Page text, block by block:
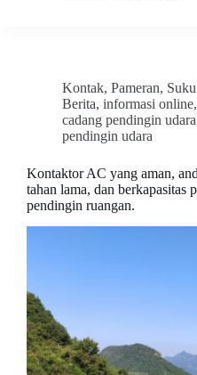
Kontak, Pameran,
Berita, informasi online,
cadang pendingin udara
pendingin udara
Kontaktor AC yang aman,
tahan lama, dan berkapasitas
pendingin ruangan.